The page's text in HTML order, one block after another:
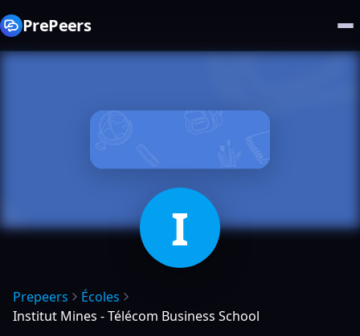
PrePeers
I
Prepeers
Écoles
Institut Mines - Télécom Business School